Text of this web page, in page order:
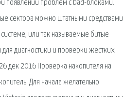
появлении проблем с bad-блоками.
сектора можно штатными средствами
или так называемые битые
диагностики и проверки жестких
дек 2016 Проверка накопителя на
Для начала желательно